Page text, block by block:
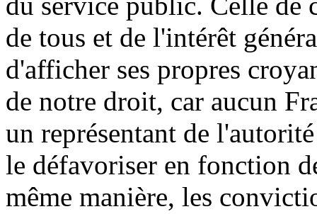
de tous et de l'intérêt
d'afficher ses propres
de notre droit, car aucun
un représentant de
le défavoriser en fonction
même manière, les